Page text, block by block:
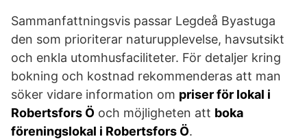
Sammanfattningsvis passar Legdeå Byastuga
den som prioriterar naturupplevelse, havsutsikt
och enkla utomhusfaciliteter. För detaljer kring
bokning och kostnad rekommenderas att man
söker vidare information om priser för lokal i
Robertsfors Ö och möjligheten att boka
föreningslokal i Robertsfors Ö.